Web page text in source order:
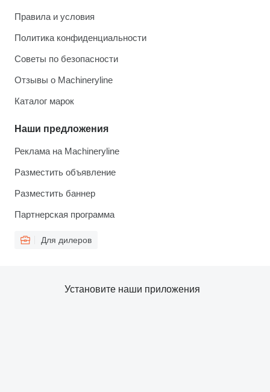
Правила и условия
Политика конфиденциальности
Советы по безопасности
Отзывы о Machineryline
Каталог марок
Наши предложения
Реклама на Machineryline
Разместить объявление
Разместить баннер
Партнерская программа
Для дилеров
Установите наши приложения